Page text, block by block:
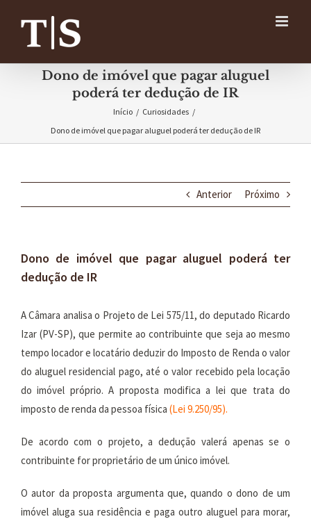
conteúdo
Dono de imóvel que pagar aluguel
poderá ter dedução de IR
Início / Curiosidades /
Dono de imóvel que pagar aluguel poderá ter dedução de IR
Anterior Próximo
Dono de imóvel que pagar aluguel poderá ter
dedução de IR
A Câmara analisa o Projeto de Lei 575/11, do deputado Ricardo
Izar (PV-SP), que permite ao contribuinte que seja ao mesmo
tempo locador e locatário deduzir do Imposto de Renda o valor
do aluguel residencial pago, até o valor recebido pela locação
do imóvel próprio. A proposta modifica a lei que trata do
imposto de renda da pessoa física (Lei 9.250/95).
De acordo com o projeto, a dedução valerá apenas se o
contribuinte for proprietário de um único imóvel.
O autor da proposta argumenta que, quando o dono de um
imóvel aluga sua residência e paga outro aluguel para morar,